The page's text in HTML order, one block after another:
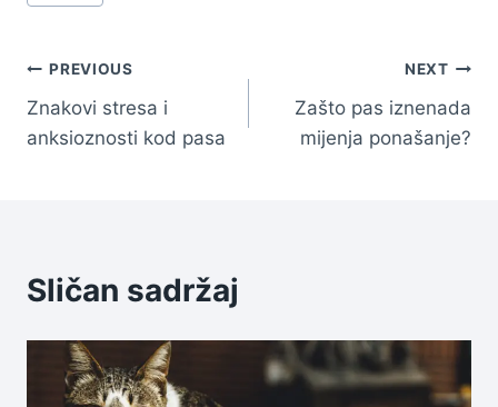
Tags:
Navigacija
članaka
PREVIOUS
Znakovi stresa i
anksioznosti kod pasa
NEXT
Zašto pas iznenada
mijenja ponašanje?
Sličan sadržaj